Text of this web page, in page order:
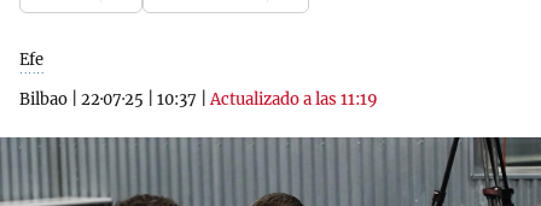
Efe
Bilbao
22·07·25 10:37 |Actualizado a las 11:19